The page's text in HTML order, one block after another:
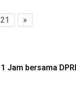
21
»
1 Jam bersama